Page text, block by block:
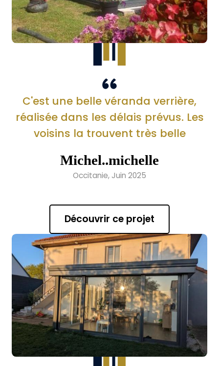
C'est une belle véranda verrière,
réalisée dans les délais prévus. Les
voisins la trouvent très belle
Michel..michelle
Occitanie, Juin 2025
Découvrir ce projet